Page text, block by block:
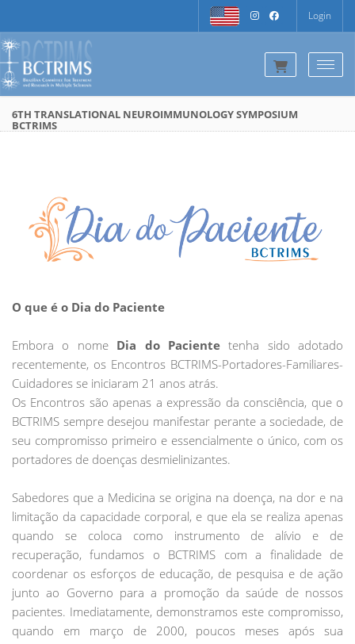
Login
6TH TRANSLATIONAL NEUROIMMUNOLOGY SYMPOSIUM
BCTRIMS
O que é o Dia do Paciente
Embora o nome Dia do Pacientetenha sido adotado
recentemente, os Encontros BCTRIMS-Portadores-Familiares-
Cuidadores se iniciaram 21 anos atrás.
Os Encontros são apenas a expressão da consciência, que o
BCTRIMS sempre desejou manifestar perante a sociedade, de
seu compromisso primeiro e essencialmente o único, com os
portadores de doenças desmielinizantes.
Sabedores que a Medicina se origina na doença, na dor e na
limitação da capacidade corporal, e que ela se realiza apenas
quando se coloca como instrumento de alívio e de
recuperação, fundamos o BCTRIMS com a finalidade de
coordenar os esforços de educação, de pesquisa e de ação
junto ao Governo para a promoção da saúde de nossos
pacientes. Imediatamente, demonstramos este compromisso,
quando em março de 2000, poucos meses após sua